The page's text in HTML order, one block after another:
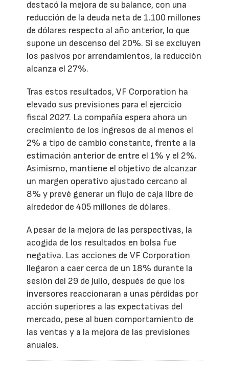
destacó la mejora de su balance, con una
reducción de la deuda neta de 1.100 millones
de dólares respecto al año anterior, lo que
supone un descenso del 20%. Si se excluyen
los pasivos por arrendamientos, la reducción
alcanza el 27%.
Tras estos resultados, VF Corporation ha
elevado sus previsiones para el ejercicio
fiscal 2027. La compañía espera ahora un
crecimiento de los ingresos de al menos el
2% a tipo de cambio constante, frente a la
estimación anterior de entre el 1% y el 2%.
Asimismo, mantiene el objetivo de alcanzar
un margen operativo ajustado cercano al
8% y prevé generar un flujo de caja libre de
alrededor de 405 millones de dólares.
A pesar de la mejora de las perspectivas, la
acogida de los resultados en bolsa fue
negativa. Las acciones de VF Corporation
llegaron a caer cerca de un 18% durante la
sesión del 29 de julio, después de que los
inversores reaccionaran a unas pérdidas por
acción superiores a las expectativas del
mercado, pese al buen comportamiento de
las ventas y a la mejora de las previsiones
anuales.